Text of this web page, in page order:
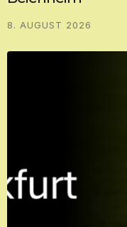
8. AUGUST 2026